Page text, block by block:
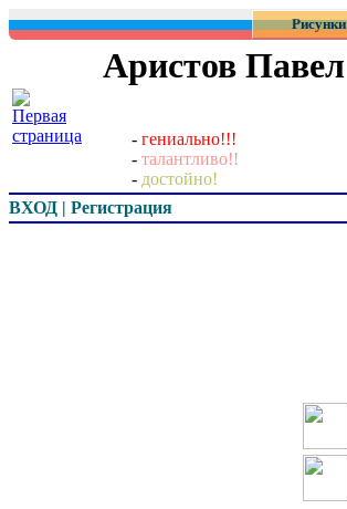
Рисунки
Аристов Павел
- гениально!!!
- талантливо!!
- достойно!
ВХОД | Регистрация